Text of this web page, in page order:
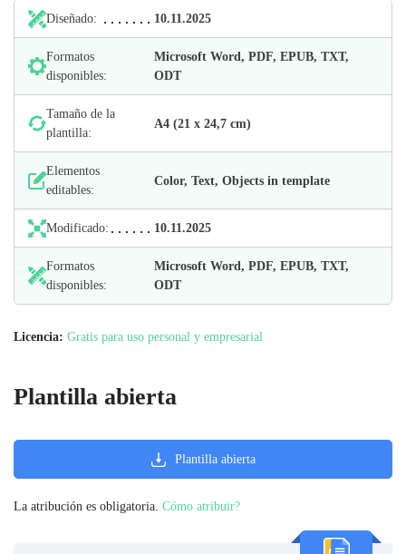
Diseñado: 10.11.2025
Formatos
disponibles:
Microsoft Word, PDF, EPUB, TXT,
ODT
Tamaño de la
plantilla:
А4 (21 х 24,7 cm)
Elementos
editables:
Color, Text, Objects in template
Modificado: 10.11.2025
Formatos
disponibles:
Microsoft Word, PDF, EPUB, TXT,
ODT
Licencia: Gratis para uso personal y empresarial
Plantilla abierta
Plantilla abierta
La atribución es obligatoria. Cómo atribuir?